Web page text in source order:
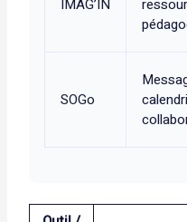
IMAG’IN
SOGo